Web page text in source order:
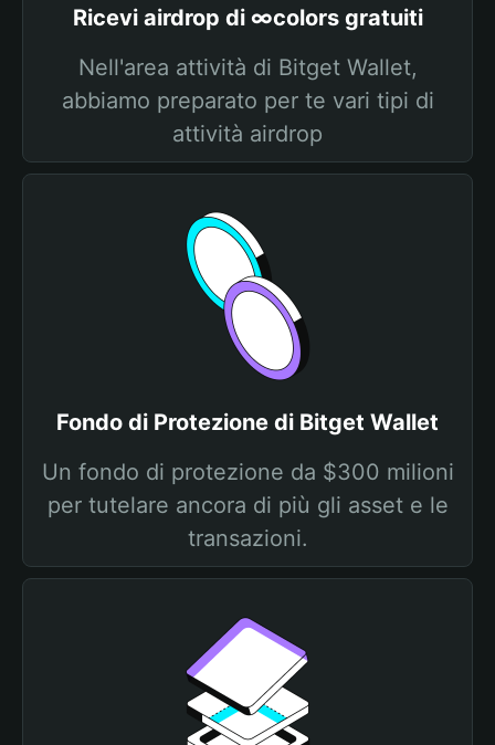
Ricevi airdrop di ∞colors gratuiti
Nell'area attività di Bitget Wallet,
abbiamo preparato per te vari tipi di
attività airdrop
Fondo di Protezione di Bitget Wallet
Un fondo di protezione da $300 milioni
per tutelare ancora di più gli asset e le
transazioni.